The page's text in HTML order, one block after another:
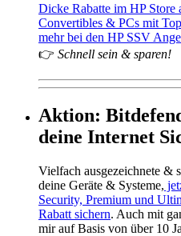
Dicke Rabatte im HP Store
Convertibles & PCs mit
mehr bei den HP SSV
👉 Schnell sein & sparen!
Aktion:
deine Internet
Vielfach ausgezeichnete &
deine Geräte & Systeme,
Security, Premium und
Rabatt sichern. Auch mit
mir auf Basis von über 10